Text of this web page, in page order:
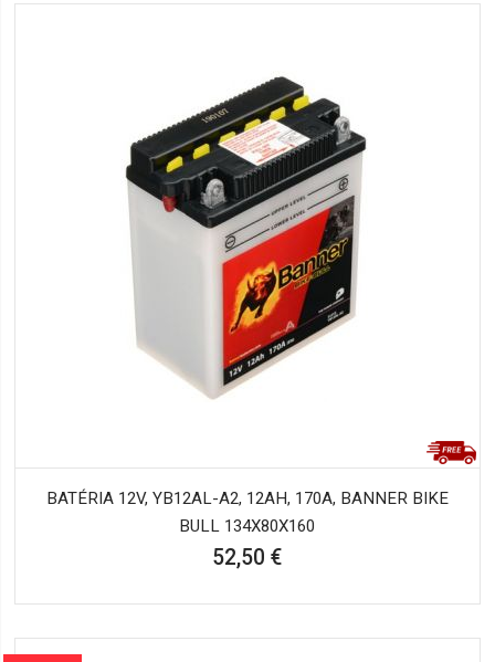
BATÉRIA 12V, YB12AL-A2, 12AH, 170A, BANNER BIKE
BULL 134X80X160
52,50 €